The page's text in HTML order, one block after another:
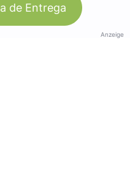
de Entrega
Anzeige